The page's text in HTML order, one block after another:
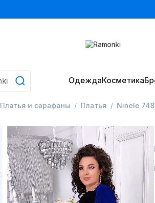
ОдеждаКосметика
Платья и сарафаны Платья Ninele